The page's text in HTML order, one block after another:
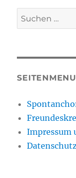
Suchen
nach:
Impressum